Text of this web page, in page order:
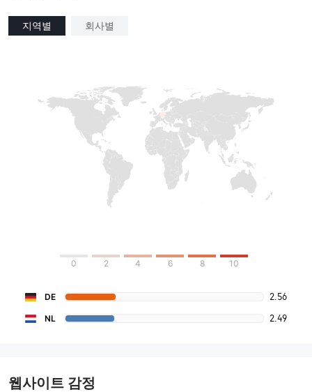
지역별 회사별
0 2 4 6 8 10
DE 2.56
NL 2.49
웹사이트 감정